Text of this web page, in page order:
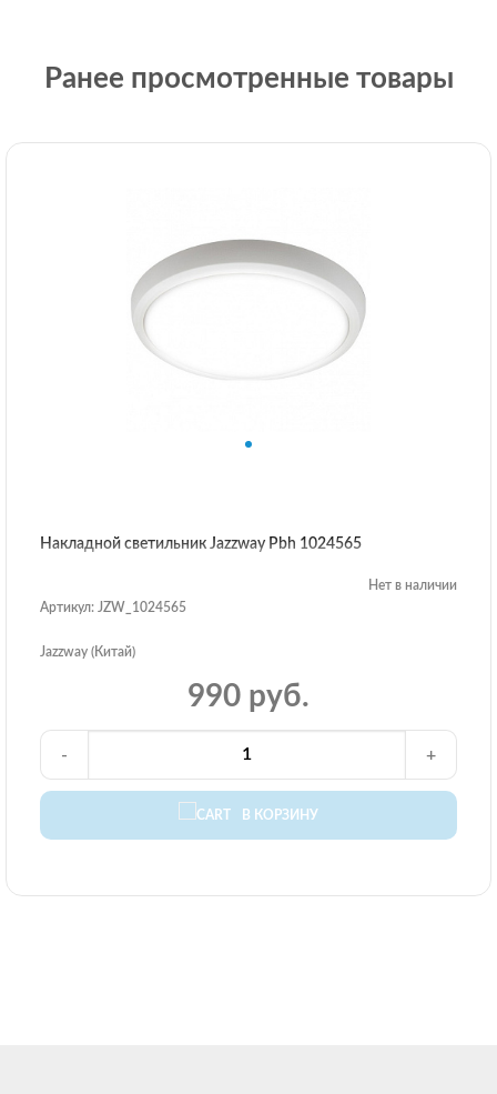
Ранее просмотренные товары
Накладной светильник Jazzway Pbh 1024565
Нет в наличии
Артикул: JZW_1024565
Jazzway (Китай)
990 руб.
В КОРЗИНУ
- +